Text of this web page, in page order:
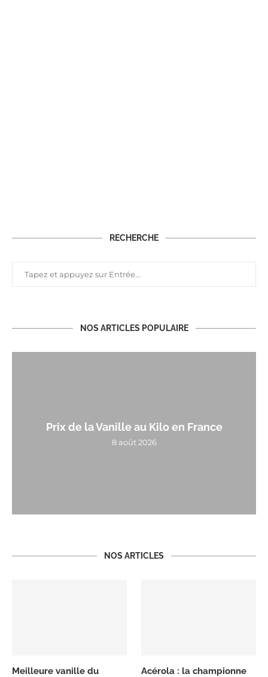
RECHERCHE
NOS ARTICLES POPULAIRE
Prix de la Vanille au Kilo en France
8 août 2026
NOS ARTICLES
Meilleure vanille du Acérola : la championne